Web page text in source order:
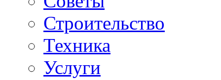
Строительство
Техника
Услуги